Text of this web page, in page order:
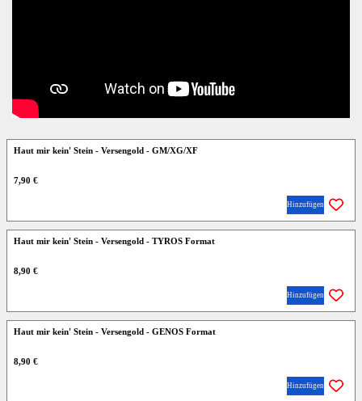
Haut mir kein' Stein - Versengold - GM/XG/XF
7,90 €
Hinzufügen
Haut mir kein' Stein - Versengold - TYROS Format
8,90 €
Hinzufügen
Haut mir kein' Stein - Versengold - GENOS Format
8,90 €
Hinzufügen